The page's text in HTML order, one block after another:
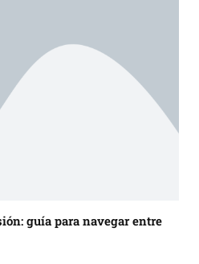
guía para navegar entre